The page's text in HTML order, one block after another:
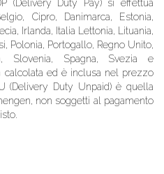
(Delivery Duty Pay) si effettua
Cipro, Danimarca, Estonia,
Irlanda, Italia Lettonia, Lituania,
Polonia, Portogallo, Regno Unito,
Slovenia, Spagna, Svezia e
calcolata ed è inclusa nel prezzo
(Delivery Duty Unpaid) è quella
non soggetti al pagamento